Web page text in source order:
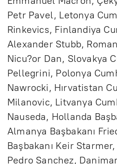
Petr Pavel, Letonya
Rinkevics, Finlandiya
Alexander Stubb,
Nicu?or Dan, Slovakya
Pellegrini, Polonya
Nawrocki, Hırvatistan
Milanovic, Litvanya
Nauseda, Hollanda
Almanya Başbakanı
Başbakanı Keir
Pedro Sanchez,